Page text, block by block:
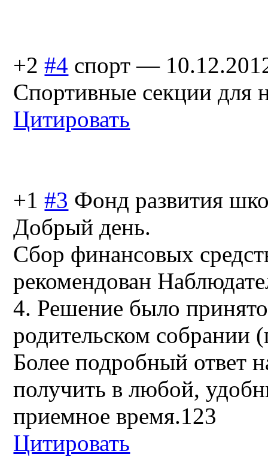
+2 #4 спорт —
Спортивные секции для
Цитировать
+1 #3 Фонд развития
Добрый день.
Сбор финансовых
рекомендован
4. Решение было
родительском собрании
Более подробный ответ
получить в любой,
приемное время.123
Цитировать